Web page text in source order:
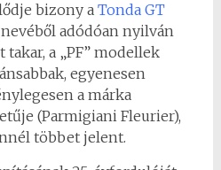
bizony a Tonda GT
adódóan nyilván
a „PF” modellek
egyenesen
a márka
(Parmigiani Fleurier),
többet jelent.